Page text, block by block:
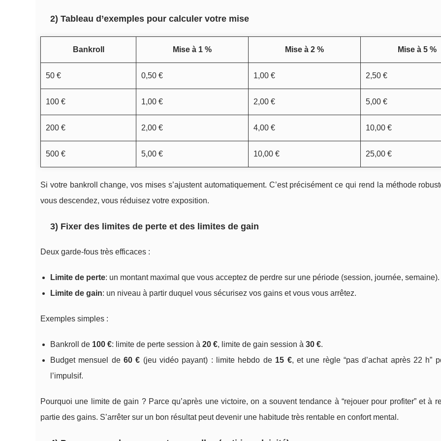
2) Tableau d’exemples pour calculer votre mise
Bankroll Mise à 1 % Mise à 2 % Mise à 5 %
50 € 0,50 € 1,00 € 2,50 €
100 € 1,00 € 2,00 € 5,00 €
200 € 2,00 € 4,00 € 10,00 €
500 € 5,00 € 10,00 € 25,00 €
Si votre bankroll change, vos mises s’ajustent automatiquement. C’est précisément ce qui rend la méthode
vous descendez, vous réduisez votre exposition.
3) Fixer des limites de perte et des limites de gain
Deux garde-fous très efficaces :
Limite de perte: un montant maximal que vous acceptez de perdre sur une période (session, journée, semaine).
Limite de gain: un niveau à partir duquel vous sécurisez vos gains et vous vous arrêtez.
Exemples simples :
Bankroll de 100 €: limite de perte session à 20 €, limite de gain session à 30 €.
Budget mensuel de60 € (jeu vidéo payant) : limite hebdo de 15 €, et une règle “pas d’achat après 22 h”
l’impulsif.
Pourquoi une limite de gain ? Parce qu’après une victoire, on a souvent tendance à “rejouer pour profiter” et à
partie des gains. S’arrêter sur un bon résultat peut devenir une habitude très rentable en confort mental.